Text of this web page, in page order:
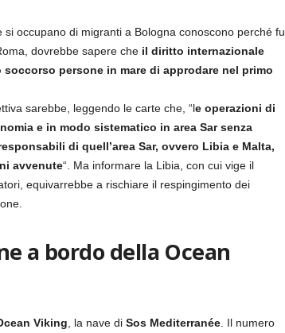
occupano di migranti a Bologna conoscono perché fu
dovrebbe sapere cheil diritto internazionale
persone in mare di approdare nel primo
sarebbe, leggendo le carte che, “le operazioni di
e in modo sistematico in area Sar senza
di quell’area Sar, ovvero Libia e Malta,
avvenute“. Ma informare la Libia, con cui vige il
equivarrebbe a rischiare il respingimento dei
a bordo della Ocean
Viking , la nave diSos Mediterranée. Il numero